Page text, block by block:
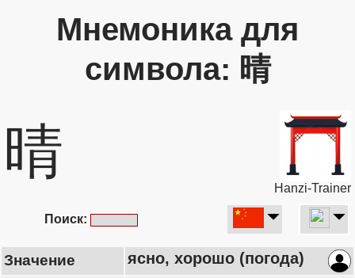
Мнемоника для
символа: 晴
晴
Hanzi-Trainer
Поиск:
Значение ясно, хорошо (погода)